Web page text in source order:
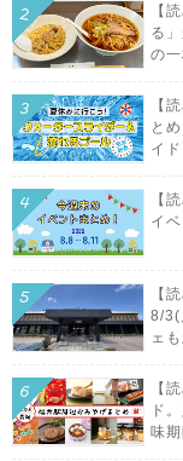
【
る
の一
【
と
イド
【
イ
【
8/3(
ェ
【
ド
味期